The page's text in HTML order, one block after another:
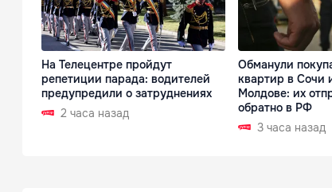
На Телецентре пройдут
репетиции парада: водителей
предупредили о затруднениях
2 часа назад
Обманули
квартир в Сочи
Молдове: их
обратно в РФ
3 часа назад